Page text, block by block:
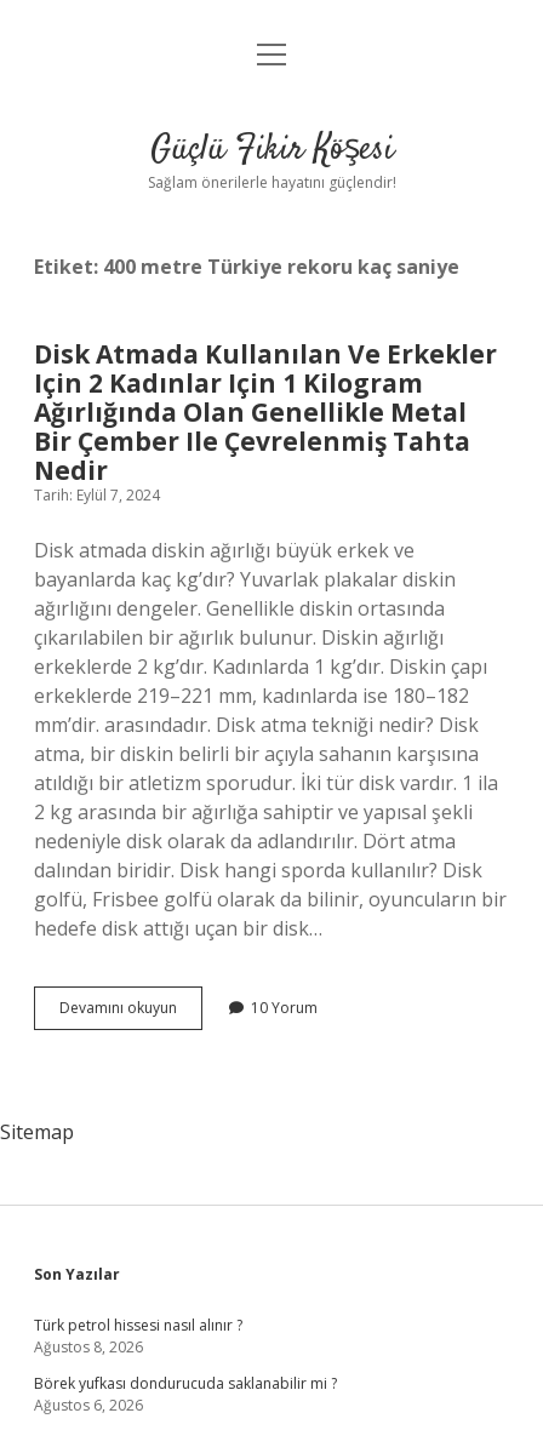
Anasayfa
Yasal Uyarı
menüyü
Güçlü Fikir Köşesi
Sağlam önerilerle hayatını güçlendir!
Etiket: 400 metre Türkiye rekoru kaç saniye
Disk Atmada Kullanılan Ve Erkekler
Için 2 Kadınlar Için 1 Kilogram
Ağırlığında Olan Genellikle Metal
Bir Çember Ile Çevrelenmiş Tahta
Nedir
Tarih: Eylül 7, 2024
Disk atmada diskin ağırlığı büyük erkek ve
bayanlarda kaç kg’dır? Yuvarlak plakalar diskin
ağırlığını dengeler. Genellikle diskin ortasında
çıkarılabilen bir ağırlık bulunur. Diskin ağırlığı
erkeklerde 2 kg’dır. Kadınlarda 1 kg’dır. Diskin çapı
erkeklerde 219–221 mm, kadınlarda ise 180–182
mm’dir. arasındadır. Disk atma tekniği nedir? Disk
atma, bir diskin belirli bir açıyla sahanın karşısına
atıldığı bir atletizm sporudur. İki tür disk vardır. 1 ila
2 kg arasında bir ağırlığa sahiptir ve yapısal şekli
nedeniyle disk olarak da adlandırılır. Dört atma
dalından biridir. Disk hangi sporda kullanılır? Disk
golfü, Frisbee golfü olarak da bilinir, oyuncuların bir
hedefe disk attığı uçan bir disk…
Devamını okuyun
Atmada
1
Bir
Ile
10 Yorum
Sitemap
Sidebar
Son Yazılar
Türk petrol hissesi nasıl alınır ?
Ağustos 8, 2026
Börek yufkası dondurucuda saklanabilir mi ?
Ağustos 6, 2026